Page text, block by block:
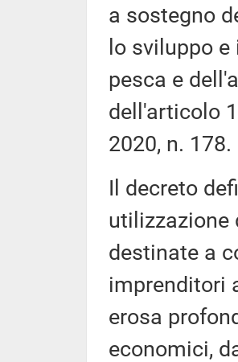
a sostegno
lo sviluppo
pesca e
dell'articolo
2020, n. 178.
Il decreto
utilizzazione
destinate a
imprenditori
erosa
economici,